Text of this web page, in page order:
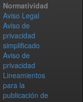
Normatividad
Aviso Legal
Aviso de
privacidad
simplificado
Aviso de
privacidad
Lineamientos
para la
publicación de